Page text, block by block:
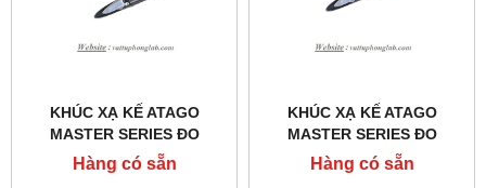
KHÚC XẠ KẾ ATAGO
MASTER SERIES ĐO
TRỌNG LƯỢNG RIÊNG
NƯỚC TIỂU
Hàng có sẵn
KHÚC XẠ KẾ ATAGO
MASTER SERIES ĐO
TRỌNG LƯỢNG RIÊNG
NƯỚC TIỂU
Hàng có sẵn